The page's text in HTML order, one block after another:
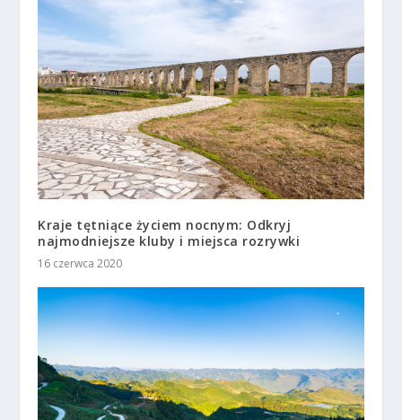
Kraje tętniące życiem nocnym: Odkryj
najmodniejsze kluby i miejsca rozrywki
16 czerwca 2020